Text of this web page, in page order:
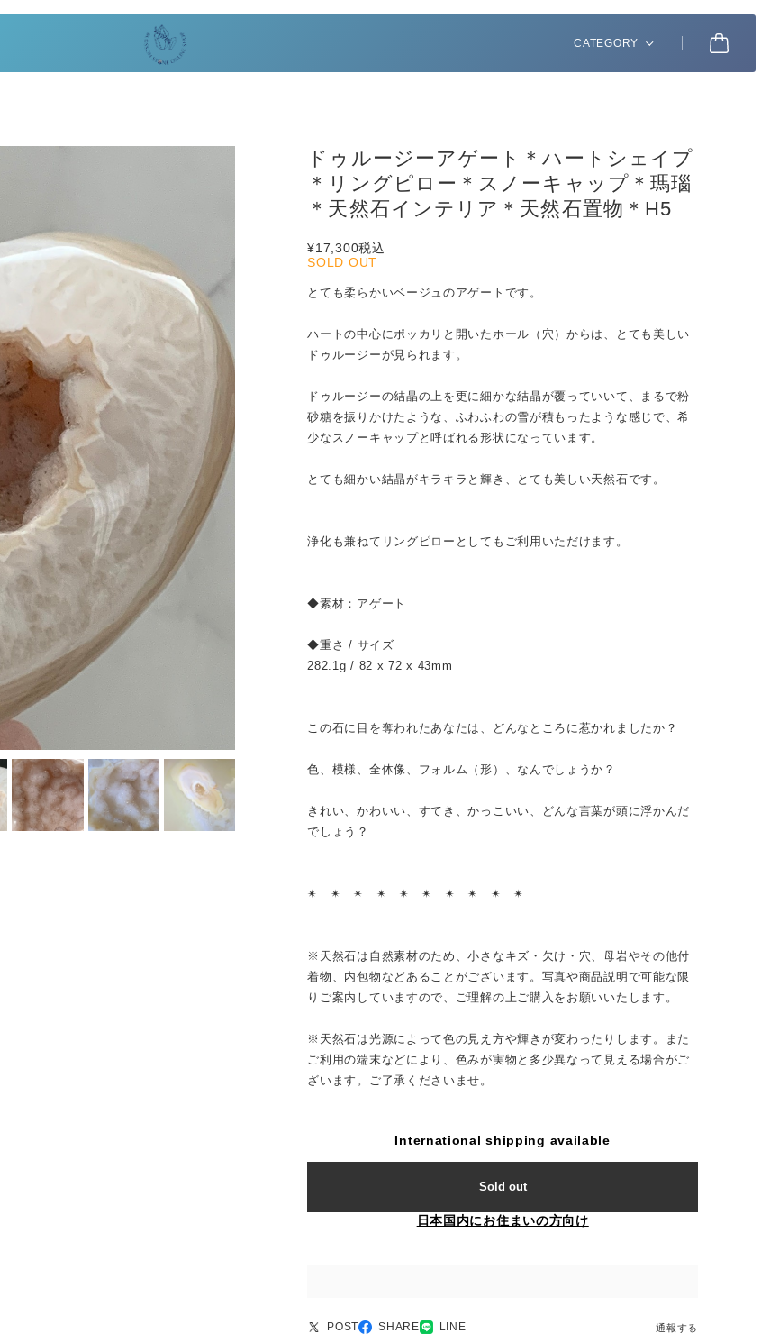
CATEGORY
ドゥルージーアゲート＊ハートシェイプ
＊リングピロー＊スノーキャップ＊瑪瑙
＊天然石インテリア＊天然石置物＊H5
¥17,300税込
SOLD OUT
とても柔らかいベージュのアゲートです。
ハートの中心にポッカリと開いたホール（穴）からは、とても美しい
ドゥルージーが見られます。
ドゥルージーの結晶の上を更に細かな結晶が覆っていいて、まるで粉
砂糖を振りかけたような、ふわふわの雪が積もったような感じで、希
少なスノーキャップと呼ばれる形状になっています。
とても細かい結晶がキラキラと輝き、とても美しい天然石です。
浄化も兼ねてリングピローとしてもご利用いただけます。
◆素材：アゲート
◆重さ / サイズ
282.1g / 82 x 72 x 43mm
この石に目を奪われたあなたは、どんなところに惹かれましたか？
色、模様、全体像、フォルム（形）、なんでしょうか？
きれい、かわいい、すてき、かっこいい、どんな言葉が頭に浮かんだ
でしょう？
✴︎ ✴︎ ✴︎ ✴︎ ✴︎ ✴︎ ✴︎ ✴︎ ✴︎ ✴︎
※天然石は自然素材のため、小さなキズ・欠け・穴、母岩やその他付
着物、内包物などあることがございます。写真や商品説明で可能な限
りご案内していますので、ご理解の上ご購入をお願いいたします。
※天然石は光源によって色の見え方や輝きが変わったりします。また
ご利用の端末などにより、色みが実物と多少異なって見える場合がご
ざいます。ご了承くださいませ。
International shipping available
Sold out
日本国内にお住まいの方向け
POST SHARE LINE 通報する